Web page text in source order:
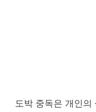
도박 중독은 개인